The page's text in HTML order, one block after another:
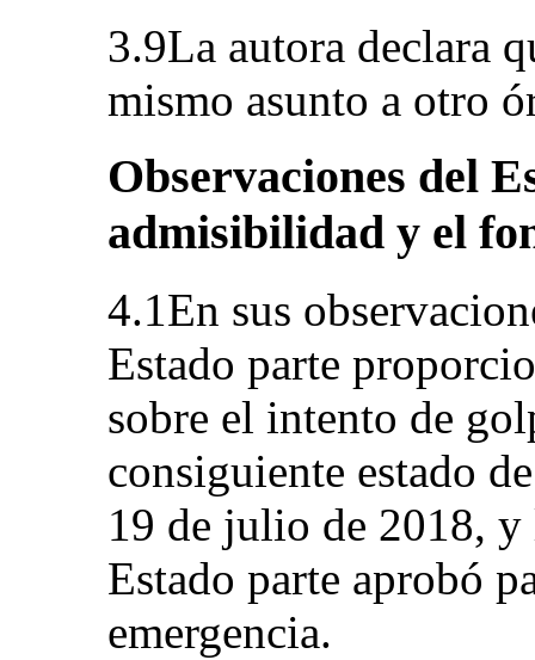
3.9La autora declara
mismo asunto a otro
Observaciones del
admisibilidad y el
4.1En sus
Estado parte
sobre el intento de
consiguiente estado
19 de julio de 2018, y
Estado parte aprobó
emergencia.